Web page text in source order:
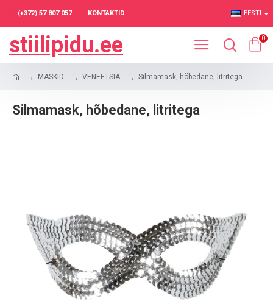
(+372) 57 807 057 KONTAKTID EESTI
stiilipidu.ee 0
MASKID VENEETSIA Silmamask, hõbedane, litritega
Silmamask, hõbedane, litritega